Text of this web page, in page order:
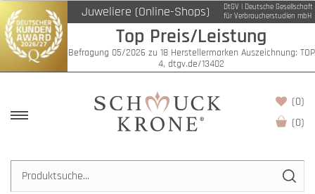
Juweliere (Online-Shops)
DtGV | Deutsche Gesellschaft
für Verbraucherstudien mbH
Top Preis/Leistung
Befragung 05/2026 zu 18 Herstellermarken Auszeichnung: TOP
4, dtgv.de/13402
(0)
(0)